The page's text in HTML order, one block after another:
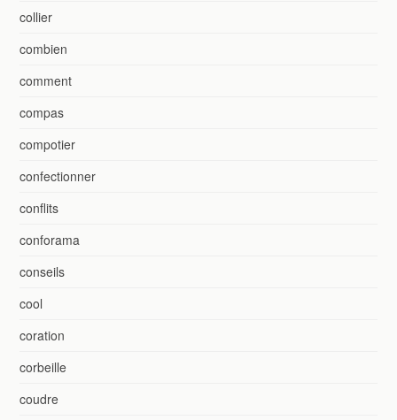
collier
combien
comment
compas
compotier
confectionner
conflits
conforama
conseils
cool
coration
corbeille
coudre